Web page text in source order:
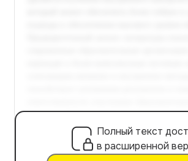
Полный текст
в расширенной